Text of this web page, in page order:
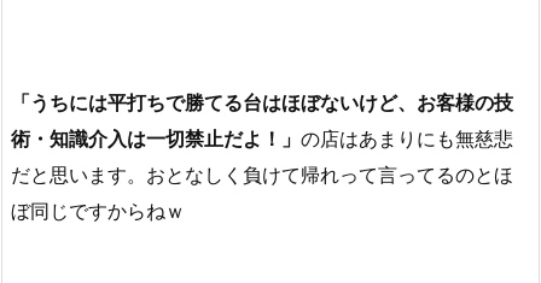
「うちには平打ちで勝てる台はほぼないけど、お客様の技
術・知識介入は一切禁止だよ！」 の店はあまりにも無慈悲
だと思います。おとなしく負けて帰れって言ってるのとほ
ぼ同じですからねｗ